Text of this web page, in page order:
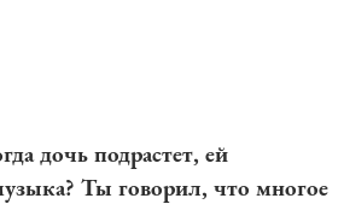
дочь подрастет, ей
Ты говорил, что многое